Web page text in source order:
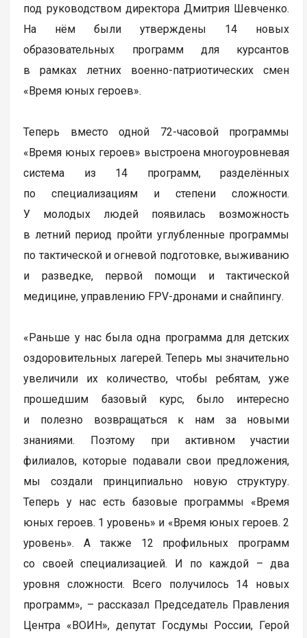
под руководством директора Дмитрия Шевченко.
На нём были утверждены 14 новых
образовательных программ для курсантов
в рамках летних военно-патриотических смен
«Время юных героев».
Теперь вместо одной 72-часовой программы
«Время юных героев» выстроена многоуровневая
система из 14 программ, разделённых
по специализациям и степени сложности.
У молодых людей появилась возможность
в летний период пройти углубленные программы
по тактической и огневой подготовке, выживанию
и разведке, первой помощи и тактической
медицине, управлению FPV-дронами и снайпингу.
«Раньше у нас была одна программа для детских
оздоровительных лагерей. Теперь мы значительно
увеличили их количество, чтобы ребятам, уже
прошедшим базовый курс, было интересно
и полезно возвращаться к нам за новыми
знаниями. Поэтому при активном участии
филиалов, которые подавали свои предложения,
мы создали принципиально новую структуру.
Теперь у нас есть базовые программы «Время
юных героев. 1 уровень» и «Время юных героев. 2
уровень». А также 12 профильных программ
со своей специализацией. И по каждой – два
уровня сложности. Всего получилось 14 новых
программ», – рассказал Председатель Правления
Центра «ВОИН», депутат Госдумы России, Герой